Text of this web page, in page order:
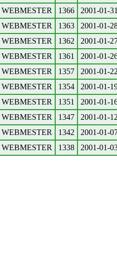
WEBMESTER
1366
2001-01-
WEBMESTER
1363
2001-01-
WEBMESTER
1362
2001-01-
WEBMESTER
1361
2001-01-
WEBMESTER
1357
2001-01-
WEBMESTER
1354
2001-01-
WEBMESTER
1351
2001-01-
WEBMESTER
1347
2001-01-
WEBMESTER
1342
2001-01-
WEBMESTER
1338 2001-01-